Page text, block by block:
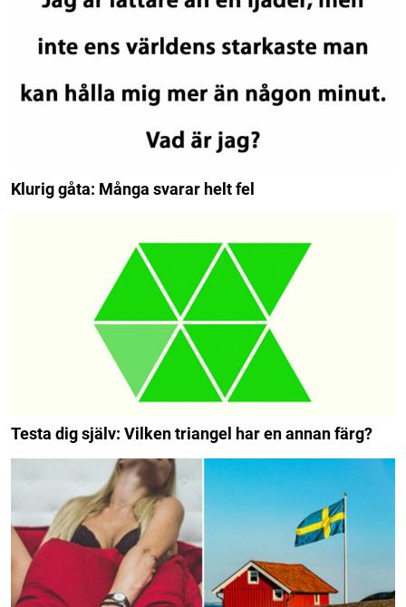
Klurig gåta: Många svarar helt fel
Testa dig själv: Vilken triangel har en annan färg?